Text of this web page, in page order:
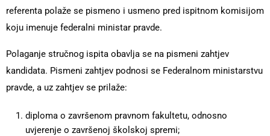
referenta polaže se pismeno i usmeno pred ispitnom komisijom
koju imenuje federalni ministar pravde.
Polaganje stručnog ispita obavlja se na pismeni zahtjev
kandidata. Pismeni zahtjev podnosi se Federalnom ministarstvu
pravde, a uz zahtjev se prilaže:
diploma o završenom pravnom fakultetu, odnosno
uvjerenje o završenoj školskoj spremi;